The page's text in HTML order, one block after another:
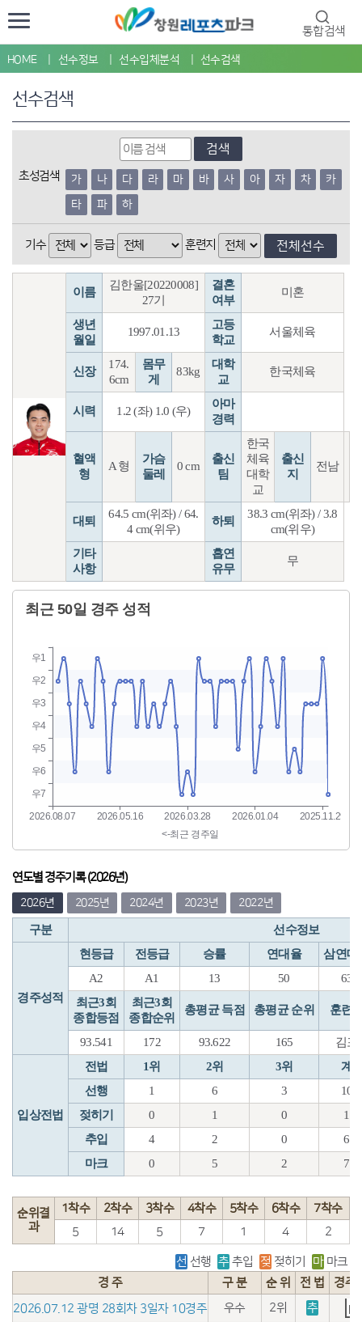
통합검색
HOME 선수정보 선수입체분석 선수검색
선수검색
검색
초성검색 가 나 다 라 마 바 사 아 자 차
카
타
파 하
기수 등급 훈련지 전체선수
이름
김한울[20220008]
27기
결혼
여부
미혼
생년
월일
1997.01.13
고등
학교
서울체육
신장
174.
6cm
몸무
게
83kg
대학
교
한국체육
시력 1.2 (좌) 1.0 (우)
아마
경력
혈액
형
A 형
가슴
둘레
0 cm
출신
팀
한국
체육
대학
교
출신
지
전남
대퇴
64.5 cm(위좌) / 64.
4 cm(위우)
하퇴
38.3 cm(위좌) / 3.8
cm(위우)
기타
사항
흡연
유무
무
연도별 경주기록 (2026년)
2026년 2025년 2024년 2023년 2022년
구분 선수정보
경주성적
현등급 전등급 승률 연대율
삼연대
A2
A1 13 50
63
최근3회
종합등점
최근3회
종합순위
총평균 득점 총평균 순위 훈련
93.541 172 93.622 165 김포
입상전법
전법 1위 2위 3위
계
선행
1 6 3
10
젖히기
0 1 0
1
추입
4 2 0
6
마크
0 5 2 7
순위결
과
1착수 2착수 3착수 4착수 5착수 6착수
7착수
5
14 5 7 1 4 2
선 선행 추 추입 젖 젖히기 마 마크
경 주
구 분 순 위 전 법
경주
2026.07.12 광명 28회차 3일자 10경주
우수 2위 추